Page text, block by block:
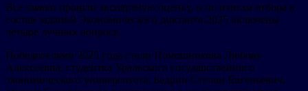
Все заявки прошли экспертную оценку, и по итогам отбора в
состав заданий Экономического диктанта-2025 включены
четыре лучших вопроса.
Победителями 2025 года стали Помошникова Любовь
Алексеевна, студентка Уральского государственного
экономического университета; Бедрин Степан Евгеньевич,